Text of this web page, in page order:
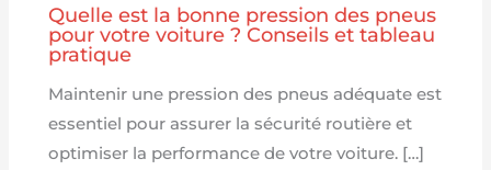
Quelle est la bonne pression des pneus
pour votre voiture ? Conseils et tableau
pratique
Maintenir une pression des pneus adéquate est
essentiel pour assurer la sécurité routière et
optimiser la performance de votre voiture. […]